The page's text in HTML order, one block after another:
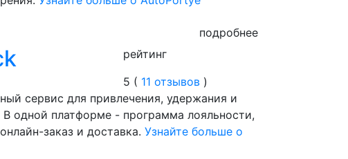
подробнее
рейтинг
5 ( 11 отзывов )
сервис для привлечения, удержания и
В одной платформе - программа лояльности,
заказ и доставка. Узнайте больше о